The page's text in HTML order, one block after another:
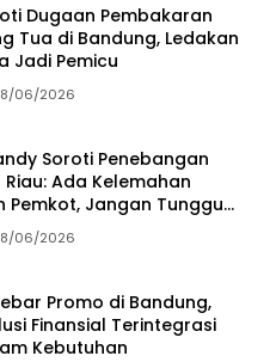
Dugaan Pembakaran
Tua di Bandung, Ledakan
Jadi Pemicu
06/2026
Soroti Penebangan
Ada Kelemahan
Pemkot, Jangan Tunggu
06/2026
Promo di Bandung,
Finansial Terintegrasi
Kebutuhan